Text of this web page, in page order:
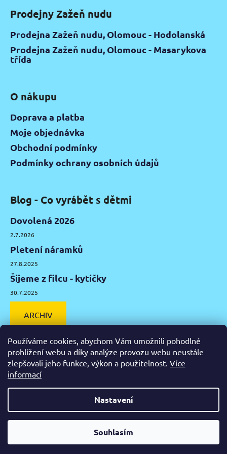
Používáme cookies, abychom Vám umožnili pohodlné
prohlížení webu a díky analýze provozu webu neustále
zlepšovali jeho funkce, výkon a použitelnost. Více
informací
Nastavení
Souhlasím
Od čtvrtka 6.8. do úterý 11.8. máme mimořádně zavřeno.
Prodejny Zažeň nudu
Prodejna Zažeň nudu, Olomouc - Hodolanská
Prodejna Zažeň nudu, Olomouc - Masarykova
třída
O nákupu
Doprava a platba
Moje objednávka
Obchodní podmínky
Podmínky ochrany osobních údajů
Blog - Co vyrábět s dětmi
Dovolená 2026
2.7.2026
Pletení náramků
27.8.2025
Šijeme z filcu - kytičky
30.7.2025
ARCHIV
Facebook
Vytvořil Shoptet
Zažeň nudu. Všechna práva vyhrazena.
Upravit nastavení cookies